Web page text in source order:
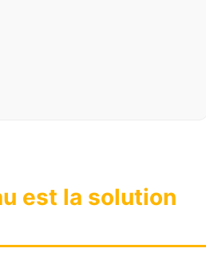
est la solution